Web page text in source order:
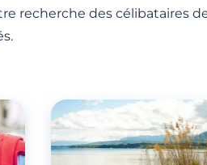
recherche des célibataires